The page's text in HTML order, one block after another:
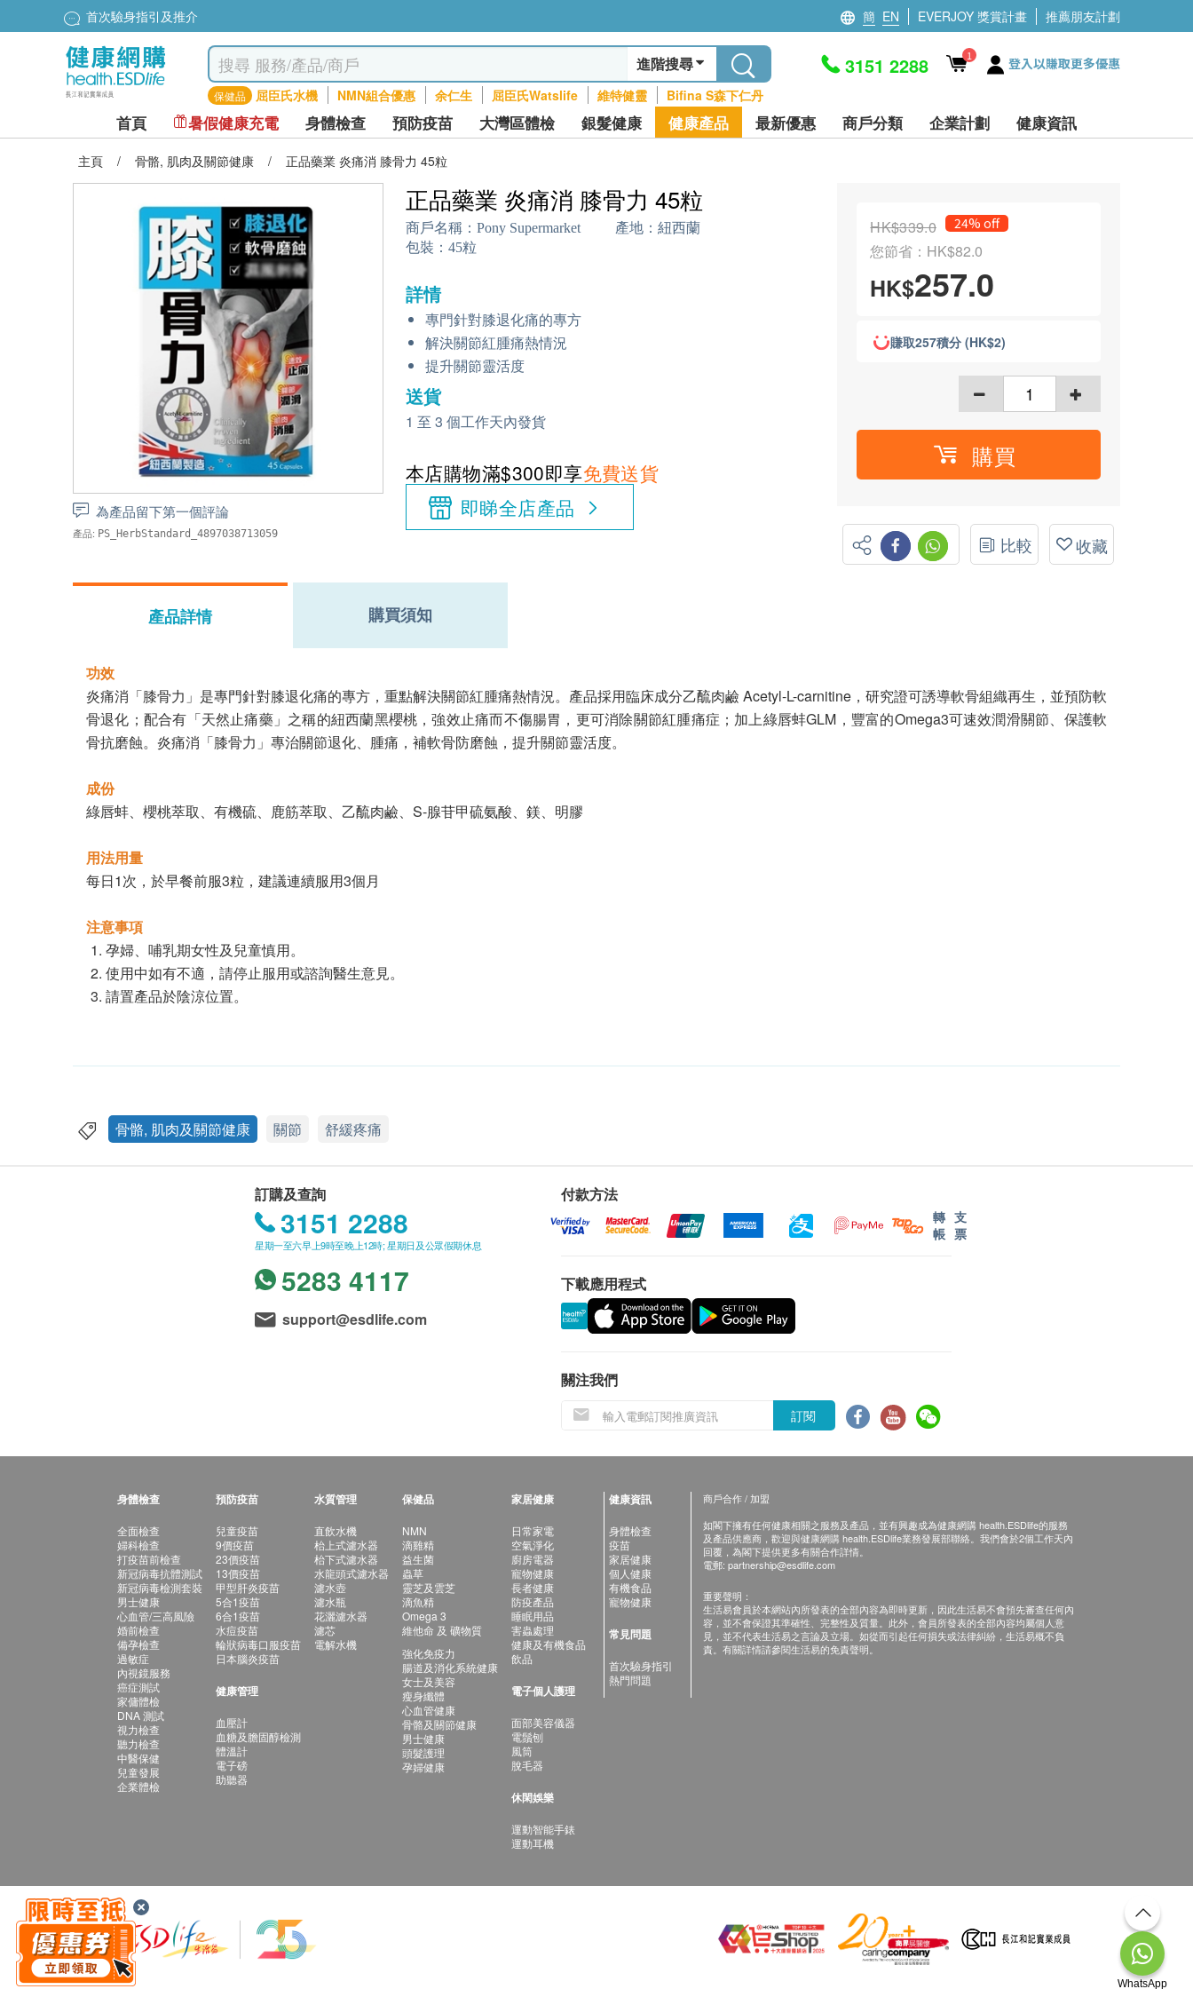
首次驗身指引及推介 簡 EN EVERJOY 獎賞計畫 推薦朋友計劃
進階搜尋
保健品 屈臣氏水機 NMN組合優惠 余仁生 屈臣氏Watslife 維特健靈 Bifina S森下仁丹
3151 2288 1 登入以賺取更多優惠
首頁 暑假健康充電 身體檢查 預防疫苗 大灣區體檢 銀髮健康 健康產品 最新優惠 商戶分類 企業計劃 健康資訊
主頁 / 骨骼, 肌肉及關節健康 / 正品藥業 炎痛消 膝骨力 45粒
為產品留下第一個評論
產品: PS_HerbStandard_4897038713059
正品藥業 炎痛消 膝骨力 45粒
商戶名稱： Pony Supermarket 產地： 紐西蘭
包裝： 45粒
詳情
專門針對膝退化痛的專方
解決關節紅腫痛熱情況
提升關節靈活度
送貨
1 至 3 個工作天內發貨
本店購物滿$300即享免費送貨
即睇全店產品
HK$339.0 24% off
您節省：HK$82.0
HK$257.0
賺取257積分 (HK$2)
購買
比較 收藏
產品詳情 購買須知
功效
炎痛消「膝骨力」是專門針對膝退化痛的專方，重點解決關節紅腫痛熱情況。產品採用臨床成分乙酼肉鹼 Acetyl-L-carnitine，研究證可誘導軟骨組織再生，並預防軟
骨退化；配合有「天然止痛藥」之稱的紐西蘭黑櫻桃，強效止痛而不傷腸胃，更可消除關節紅腫痛症；加上綠唇蚌GLM，豐富的Omega3可速效潤滑關節、保護軟
骨抗磨蝕。炎痛消「膝骨力」專治關節退化、腫痛，補軟骨防磨蝕，提升關節靈活度。
成份
綠唇蚌、櫻桃萃取、有機硫、鹿筋萃取、乙酼肉鹼、S-腺苷甲硫氨酸、鎂、明膠
用法用量
每日1次，於早餐前服3粒，建議連續服用3個月
注意事項
孕婦、哺乳期女性及兒童慎用。
使用中如有不適，請停止服用或諮詢醫生意見。
請置產品於陰涼位置。
骨骼, 肌肉及關節健康 關節 舒緩疼痛
訂購及查詢
3151 2288
星期一至六早上9時至晚上12時; 星期日及公眾假期休息
5283 4117
support@esdlife.com
付款方法
轉
帳
支
票
下載應用程式
關注我們
訂閱
身體檢查
全面檢查
婦科檢查
打疫苗前檢查
新冠病毒抗體測試
新冠病毒檢測套裝
男士健康
心血管/三高風險
婚前檢查
備孕檢查
過敏症
內視鏡服務
癌症測試
家傭體檢
DNA 測試
視力檢查
聽力檢查
中醫保健
兒童發展
企業體檢
預防疫苗
兒童疫苗
9價疫苗
23價疫苗
13價疫苗
甲型肝炎疫苗
5合1疫苗
6合1疫苗
水痘疫苗
輪狀病毒口服疫苗
日本腦炎疫苗
健康管理
血壓計
血糖及膽固醇檢測
體溫計
電子磅
助聽器
水質管理
直飲水機
枱上式濾水器
枱下式濾水器
水龍頭式濾水器
濾水壺
濾水瓶
花灑濾水器
濾芯
電解水機
保健品
NMN
滴雞精
益生菌
蟲草
靈芝及雲芝
滴魚精
Omega 3
維他命 及 礦物質
強化免疫力
腸道及消化系統健康
女士及美容
瘦身纖體
心血管健康
骨骼及關節健康
男士健康
頭髮護理
孕婦健康
家居健康
日常家電
空氣淨化
廚房電器
寵物健康
長者健康
防疫產品
睡眠用品
害蟲處理
健康及有機食品
飲品
電子個人護理
面部美容儀器
電鬚刨
風筒
脫毛器
休閑娛樂
運動智能手錶
運動耳機
健康資訊
身體檢查
疫苗
家居健康
個人健康
有機食品
寵物健康
常見問題
首次驗身指引
熱門問題
商戶合作 / 加盟
如閣下擁有任何健康相關之服務及產品，並有興趣成為健康網購 health.ESDlife的服務
及產品供應商，歡迎與健康網購 health.ESDlife業務發展部聯絡。我們會於2個工作天內
回覆，為閣下提供更多有關合作詳情。
電郵: partnership@esdlife.com
重要聲明：
生活易會員於本網站內所發表的全部內容為即時更新，因此生活易不會預先審查任何內
容，並不會保證其準確性、完整性及質量。此外，會員所發表的全部內容均屬個人意
見，並不代表生活易之言論及立場。如從而引起任何損失或法律糾紛，生活易概不負
責。有關詳情請參閱生活易的免責聲明。
WhatsApp